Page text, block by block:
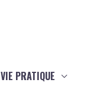
VIE PRATIQUE